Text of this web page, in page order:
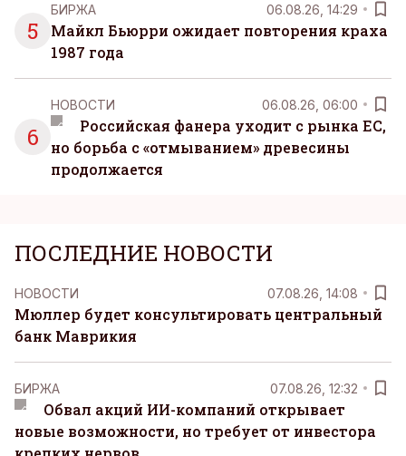
5
БИРЖА 06.08.26, 14:29
Майкл Бьюрри ожидает повторения краха
1987 года
6
НОВОСТИ 06.08.26, 06:00
Российская фанера уходит с рынка ЕС,
но борьба с «отмыванием» древесины
продолжается
ПОСЛЕДНИЕ НОВОСТИ
НОВОСТИ 07.08.26, 14:08
Мюллер будет консультировать центральный
банк Маврикия
БИРЖА 07.08.26, 12:32
Обвал акций ИИ-компаний открывает
новые возможности, но требует от инвестора